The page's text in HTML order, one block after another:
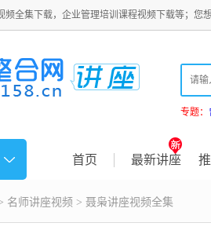
频全集下载，企业管理培训课程视频下载等；您
专题：
首页 最新讲座
名师讲座视频 > 聂枭讲座视频全集